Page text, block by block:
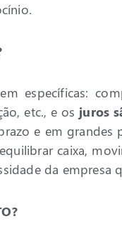
específicas:
etc., e os juros
e em
caixa,
da empresa